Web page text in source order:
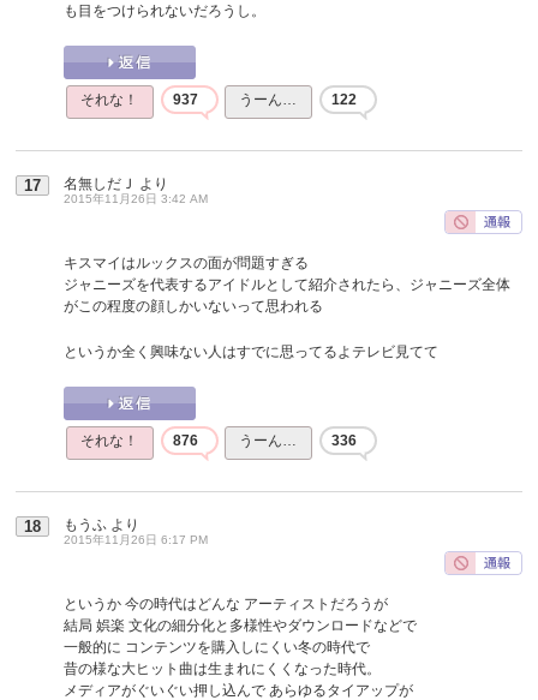
も目をつけられないだろうし。
それな！ 937 うーん… 122
17 名無しだＪ より
2015年11月26日 3:42 AM
キスマイはルックスの面が問題すぎる
ジャニーズを代表するアイドルとして紹介されたら、ジャニーズ全体
がこの程度の顔しかいないって思われる
というか全く興味ない人はすでに思ってるよテレビ見てて
それな！ 876 うーん… 336
18 もうふ より
2015年11月26日 6:17 PM
というか 今の時代はどんな アーティストだろうが
結局 娯楽 文化の細分化と多様性やダウンロードなどで
一般的に コンテンツを購入しにくい冬の時代で
昔の様な大ヒット曲は生まれにくくなった時代。
メディアがぐいぐい押し込んで あらゆるタイアップが